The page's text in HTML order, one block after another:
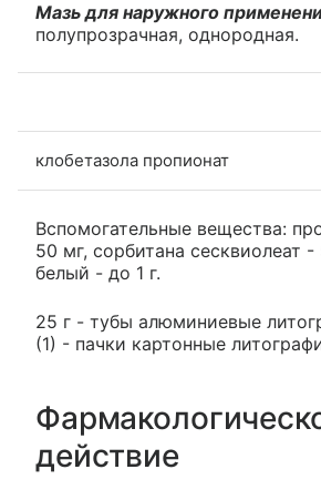
Мазь для наружного
полупрозрачная, однородная.
клобетазола пропионат
Вспомогательные вещества:
50 мг, сорбитана сесквиолеат -
белый - до 1 г.
25 г - тубы алюминиевые
(1) - пачки картонные
действие